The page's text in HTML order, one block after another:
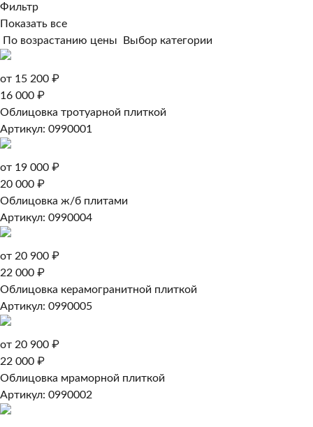
Фильтр
Показать все
По возрастанию цены
Выбор категории
от 15 200 ₽
16 000 ₽
Облицовка тротуарной плиткой
Артикул: 0990001
от 19 000 ₽
20 000 ₽
Облицовка ж/б плитами
Артикул: 0990004
от 20 900 ₽
22 000 ₽
Облицовка керамогранитной плиткой
Артикул: 0990005
от 20 900 ₽
22 000 ₽
Облицовка мраморной плиткой
Артикул: 0990002